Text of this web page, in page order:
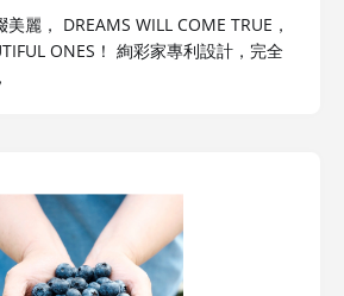
麗， DREAMS WILL COME TRUE，
ONES！ 絢彩家專利設計，完全